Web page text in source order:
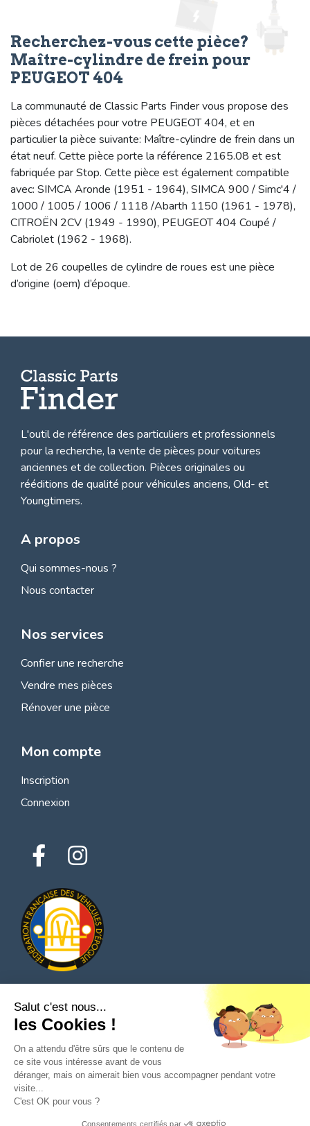
Poser une question au vendeur
Recherchez-vous cette pièce?
Maître-cylindre de frein pour
PEUGEOT 404
La communauté de Classic Parts Finder vous propose des
pièces détachées pour votre PEUGEOT 404, et en
particulier la pièce suivante: Maître-cylindre de frein dans un
état neuf. Cette pièce porte la référence 2165.08 et est
fabriquée par Stop. Cette pièce est également compatible
avec: SIMCA Aronde (1951 - 1964), SIMCA 900 / Simc'4 /
1000 / 1005 / 1006 / 1118 /Abarth 1150 (1961 - 1978),
CITROËN 2CV (1949 - 1990), PEUGEOT 404 Coupé /
Cabriolet (1962 - 1968).
Lot de 26 coupelles de cylindre de roues est une pièce
d’origine (oem) d’époque.
L'outil de référence des particuliers et professionnels
pour la recherche, la vente de pièces pour voitures
anciennes et de collection. Pièces originales ou
rééditions de qualité pour véhicules anciens, Old- et
Youngtimers.
A propos
Qui sommes-nous ?
Nous contacter
Nos services
Confier une recherche
Vendre mes pièces
Rénover une pièce
Mon compte
Inscription
Connexion
© 2026 Tous droits réservés - Classic Parts Finder
Politique de confidentialités
Conditions générales d'utilisation
Mentions légales
Salut c'est nous...
les Cookies !
On a attendu d'être sûrs que le contenu de
ce site vous intéresse avant de vous
déranger, mais on aimerait bien vous accompagner pendant votre
visite...
C'est OK pour vous ?
Consentements certifiés par